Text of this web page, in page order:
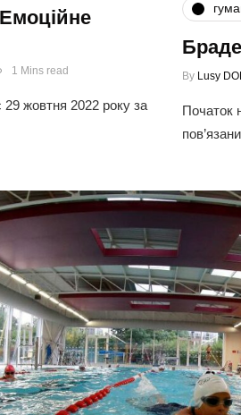
1 Mins read
29 жовтня 2022 року за
By Lusy
Початок